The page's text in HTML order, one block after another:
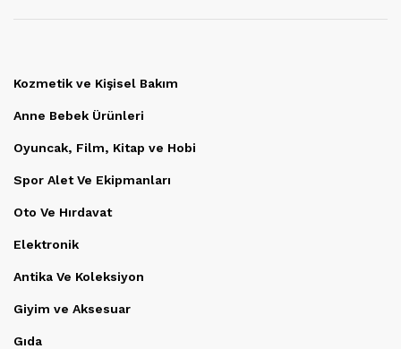
Kozmetik ve Kişisel Bakım
Anne Bebek Ürünleri
Oyuncak, Film, Kitap ve Hobi
Spor Alet Ve Ekipmanları
Oto Ve Hırdavat
Elektronik
Antika Ve Koleksiyon
Giyim ve Aksesuar
Gıda